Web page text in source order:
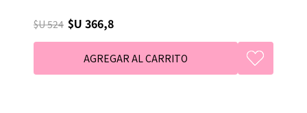
$U 524 $U 366,8